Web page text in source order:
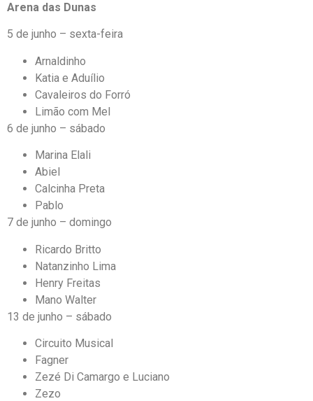
Arena das Dunas
5 de junho – sexta-feira
Arnaldinho
Katia e Aduílio
Cavaleiros do Forró
Limão com Mel
6 de junho – sábado
Marina Elali
Abiel
Calcinha Preta
Pablo
7 de junho – domingo
Ricardo Britto
Natanzinho Lima
Henry Freitas
Mano Walter
13 de junho – sábado
Circuito Musical
Fagner
Zezé Di Camargo e Luciano
Zezo